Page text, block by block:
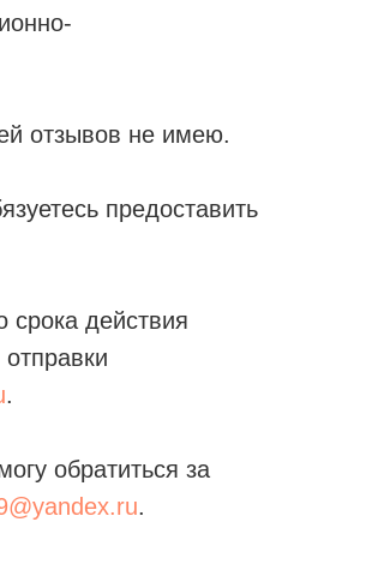
отзывов не имею.
предоставить
действия
.
обратиться за
.